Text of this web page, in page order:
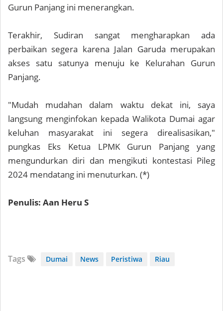
Gurun Panjang ini menerangkan.
Terakhir, Sudiran sangat mengharapkan ada
perbaikan segera karena Jalan Garuda merupakan
akses satu satunya menuju ke Kelurahan Gurun
Panjang.
"Mudah mudahan dalam waktu dekat ini, saya
langsung menginfokan kepada Walikota Dumai agar
keluhan masyarakat ini segera direalisasikan,"
pungkas Eks Ketua LPMK Gurun Panjang yang
mengundurkan diri dan mengikuti kontestasi Pileg
2024 mendatang ini menuturkan. (*)
Penulis: Aan Heru S
Tags Dumai News Peristiwa Riau